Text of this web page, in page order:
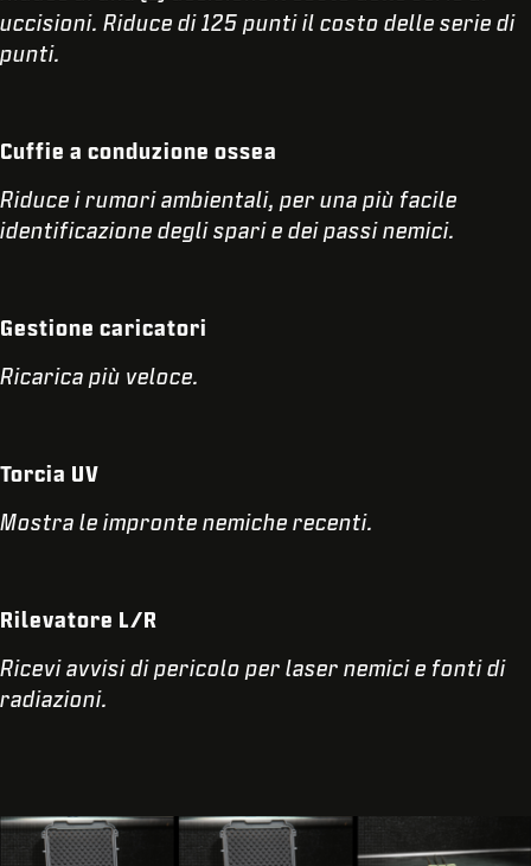
uccisioni. Riduce di 125 punti il costo delle serie di
punti.
Cuffie a conduzione ossea
Riduce i rumori ambientali, per una più facile
identificazione degli spari e dei passi nemici.
Gestione caricatori
Ricarica più veloce.
Torcia UV
Mostra le impronte nemiche recenti.
Rilevatore L/R
Ricevi avvisi di pericolo per laser nemici e fonti di
radiazioni.